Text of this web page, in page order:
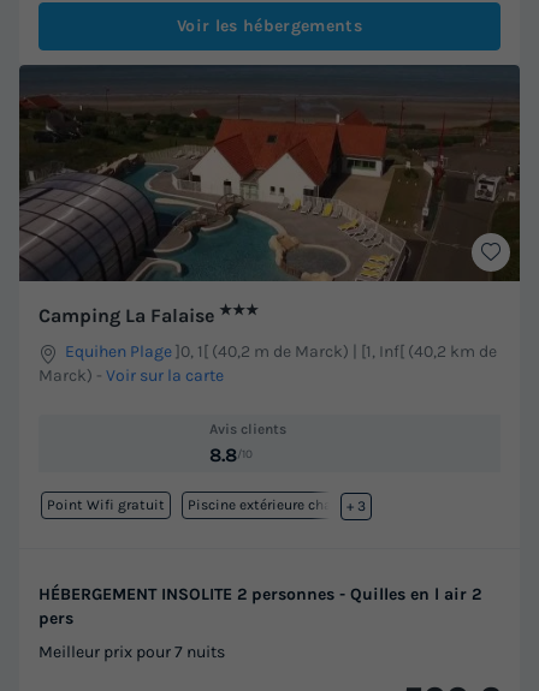
Voir les hébergements
Camping La Falaise ★★★
Equihen Plage]0, 1[ (40,2 m de Marck) | [1, Inf[ (40,2 km de
Marck) - Voir sur la carte
Avis clients
8.8/10
Point Wifi gratuit Piscine extérieure chauffée
+ 3
HÉBERGEMENT INSOLITE 2 personnes - Quilles en l air 2
pers
Meilleur prix pour 7 nuits